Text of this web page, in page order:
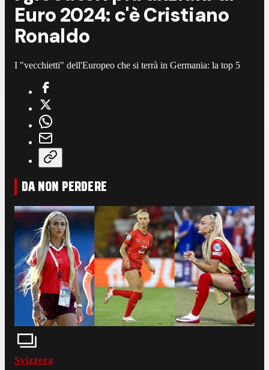
Euro 2024: c'è Cristiano
Ronaldo
I "vecchietti" dell'Europeo che si terrà in Germania: la top 5
DA NON PERDERE
Svizzera